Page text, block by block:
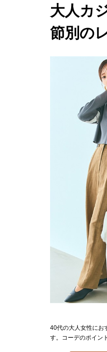
大人カ
節別の
40代の大人女性にお
す。コーデのポイン